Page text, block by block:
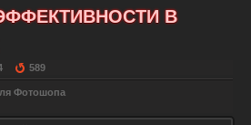
В
589
Фотошопа